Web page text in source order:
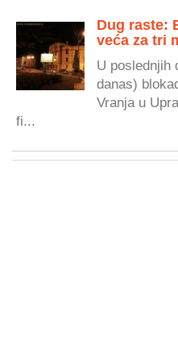
Dug raste:
veća za tri
U poslednjih
danas)
Vranja u
fi...